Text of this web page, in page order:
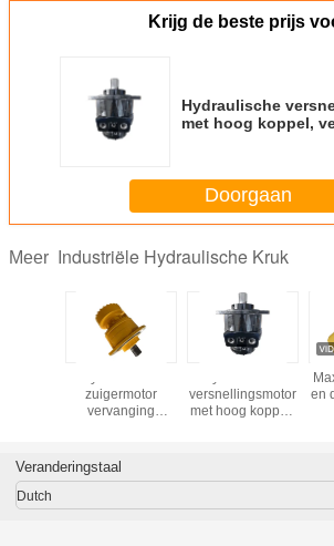
Krijg de beste prijs
Hydraulische
met hoog koppel,
Doorgaan
Meer Industriële Hydraulische Kruk
zuigermotor
vervanging
versnellingsmotor
met hoog koppel,
en
Veranderingstaal
Dutch